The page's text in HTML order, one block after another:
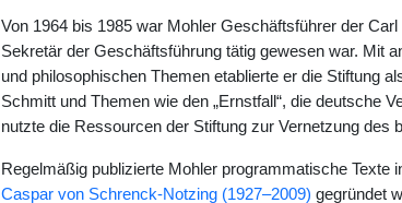
Von 1964 bis 1985 war Mohler Geschäftsführer der
Sekretär der Geschäftsführung tätig gewesen war. Mit
und philosophischen Themen etablierte er die Stiftung
Schmitt und Themen wie den „Ernstfall“, die deutsche
nutzte die Ressourcen der Stiftung zur Vernetzung
Regelmäßig publizierte Mohler programmatische Texte
Caspar von Schrenck-Notzing (1927–2009) gegründet